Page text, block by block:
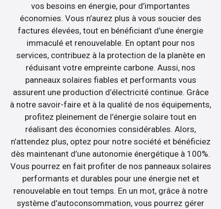
vos besoins en énergie, pour d’importantes
économies. Vous n’aurez plus à vous soucier des
factures élevées, tout en bénéficiant d’une énergie
immaculé et renouvelable. En optant pour nos
services, contribuez à la protection de la planète en
réduisant votre empreinte carbone. Aussi, nos
panneaux solaires fiables et performants vous
assurent une production d’électricité continue. Grâce
à notre savoir-faire et à la qualité de nos équipements,
profitez pleinement de l’énergie solaire tout en
réalisant des économies considérables. Alors,
n’attendez plus, optez pour notre société et bénéficiez
dès maintenant d’une autonomie énergétique à 100%.
Vous pourrez en fait profiter de nos panneaux solaires
performants et durables pour une énergie net et
renouvelable en tout temps. En un mot, grâce à notre
système d’autoconsommation, vous pourrez gérer